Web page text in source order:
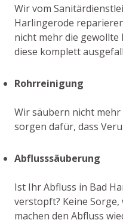
Wir vom
Harlingerode
nicht mehr die
diese komplett
Rohrreinigung
Wir säubern nicht
sorgen dafür, dass
Abflusssäuberung
Ist Ihr Abfluss in Bad
verstopft? Keine
machen den Abfluss